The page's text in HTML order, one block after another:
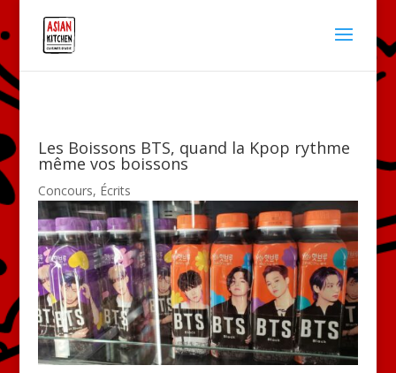
Les Boissons BTS, quand la Kpop rythme
même vos boissons
Concours, Écrits